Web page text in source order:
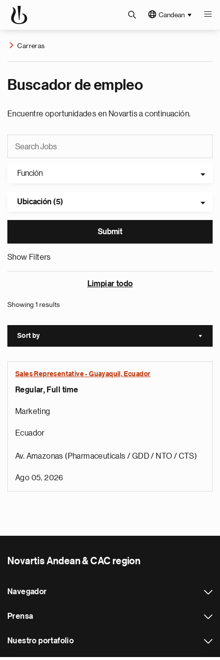
Candean
Carreras
Buscador de empleo
Encuentre oportunidades en Novartis a continuación.
Función
Ubicación (5)
Show Filters
Limpiar todo
Showing 1 results
Sort by Sort
Sales Representative - Guayaquil, Ecuador
Regular, Full time
Marketing
Ecuador
Av. Amazonas (Pharmaceuticals / GDD / NTO / CTS)
Ago 05, 2026
Novartis Andean & CAC region
Navegador
Prensa
Nuestro portafolio